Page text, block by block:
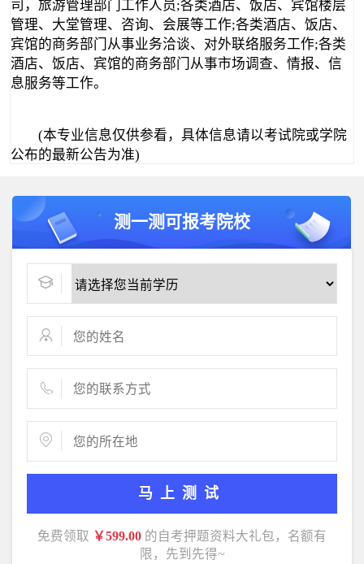
司，旅游管理部门工作人员;各类酒店、饭店、宾馆楼层
管理、大堂管理、咨询、会展等工作;各类酒店、饭店、
宾馆的商务部门从事业务洽谈、对外联络服务工作;各类
酒店、饭店、宾馆的商务部门从事市场调查、情报、信
息服务等工作。
(本专业信息仅供参看，具体信息请以考试院或学院
公布的最新公告为准)
测一测可报考院校
马上测试
免费领取 ￥599.00 的自考押题资料大礼包，名额有
限，先到先得~